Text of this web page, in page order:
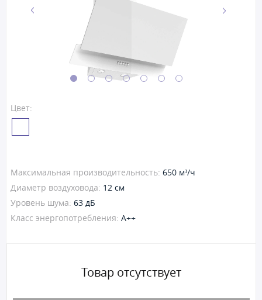
Цвет:
Максимальная производительность: 650 м³/ч
Диаметр воздуховода: 12 см
Уровень шума: 63 дБ
Класс энергопотребления: A++
Товар отсутствует